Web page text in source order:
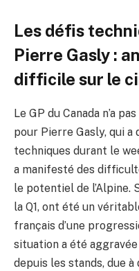
Les défis
Pierre Gasly :
difficile sur le
Le GP du Canada n’a
pour Pierre Gasly, qui
techniques durant le
a manifesté des
le potentiel de l’Alpine.
la Q1, ont été un
français d’une
situation a été
depuis les stands, due